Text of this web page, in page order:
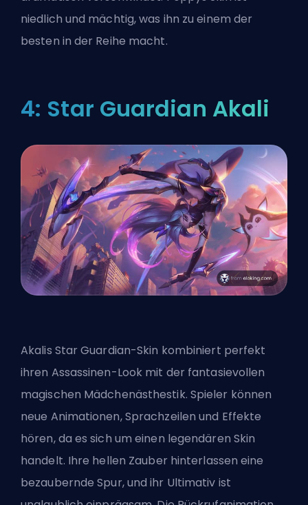
niedlich und mächtig, was ihn zu einem der
besten in der Reihe macht.
4: Star Guardian Akali
Akalis Star Guardian-Skin kombiniert perfekt
ihren Assassinen-Look mit der fantasievollen
magischen Mädchenästhestik. Spieler können
neue Animationen, Sprachzeilen und Effekte
hören, da es sich um einen legendären Skin
handelt. Ihre hellen Zauber hinterlassen eine
bezaubernde Spur, und ihr Ultimativ ist